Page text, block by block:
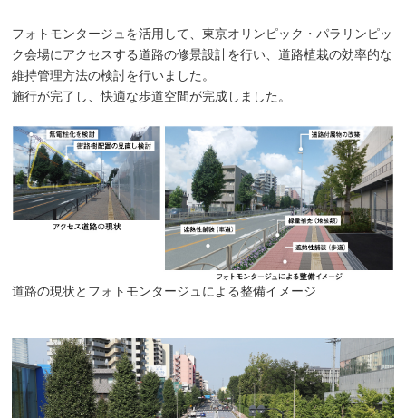
フォトモンタージュを活用して、東京オリンピック・パラリンピッ
ク会場にアクセスする道路の修景設計を行い、道路植栽の効率的な
維持管理方法の検討を行いました。
施行が完了し、快適な歩道空間が完成しました。
道路の現状とフォトモンタージュによる整備イメージ